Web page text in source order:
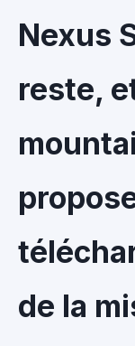
Nexus
reste,
de la